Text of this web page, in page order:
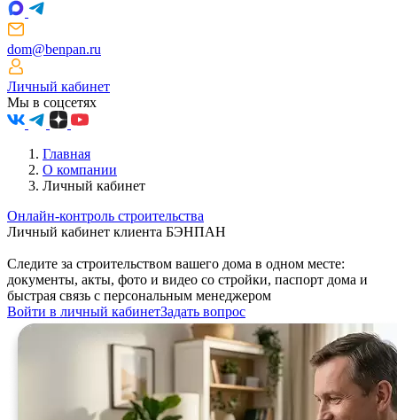
dom@benpan.ru
Личный кабинет
Мы в соцсетях
Главная
О компании
Личный кабинет
Онлайн-контроль строительства
Личный кабинет клиента БЭНПАН
Следите за строительством вашего дома в одном месте:
документы, акты, фото и видео со стройки, паспорт дома и
быстрая связь с персональным менеджером
Войти в личный кабинетЗадать вопрос